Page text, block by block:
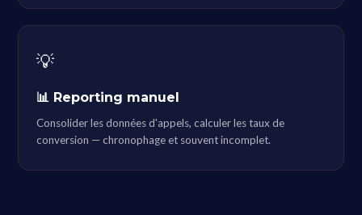
💡
📊 Reporting manuel
Consolider les données d'appels, calculer les taux de
conversion — chronophage et souvent incomplet.